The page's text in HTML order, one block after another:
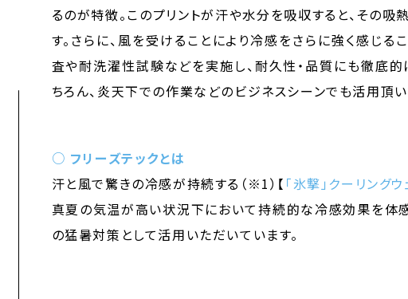
るのが特徴。このプリントが汗や水分を吸収すると、その
す。さらに、風を受けることにより冷感をさらに強く感じる
査や耐洗濯性試験などを実施し、耐久性・品質にも徹底的
ちろん、炎天下での作業などのビジネスシーンでも活用頂い
○ フリーズテックとは
汗と風で驚きの冷感が持続する（※1）【 「氷撃」クーリングウ
真夏の気温が高い状況下において持続的な冷感効果を体
の猛暑対策として活用いただいています。